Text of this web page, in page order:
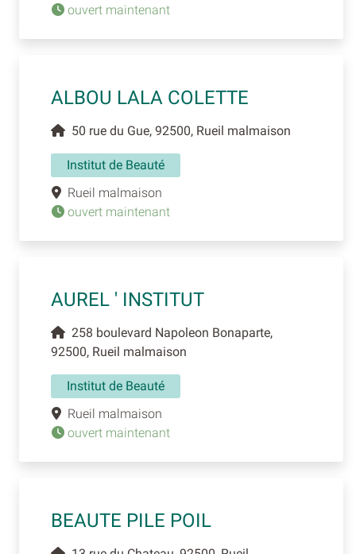
ouvert maintenant
ALBOU LALA COLETTE
50 rue du Gue, 92500, Rueil malmaison
Institut de Beauté
Rueil malmaison
ouvert maintenant
AUREL ' INSTITUT
258 boulevard Napoleon Bonaparte,
92500, Rueil malmaison
Institut de Beauté
Rueil malmaison
ouvert maintenant
BEAUTE PILE POIL